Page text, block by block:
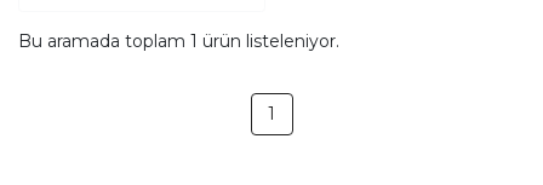
Bu aramada toplam 1 ürün listeleniyor.
1